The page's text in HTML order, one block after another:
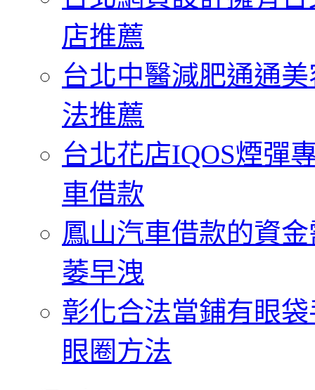
店推薦
台北中醫減肥通通
法推薦
台北花店IQOS煙彈
車借款
鳳山汽車借款的資
萎早洩
彰化合法當鋪有眼
眼圈方法